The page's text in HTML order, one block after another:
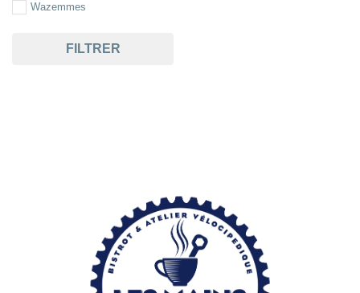
Wazemmes
FILTRER